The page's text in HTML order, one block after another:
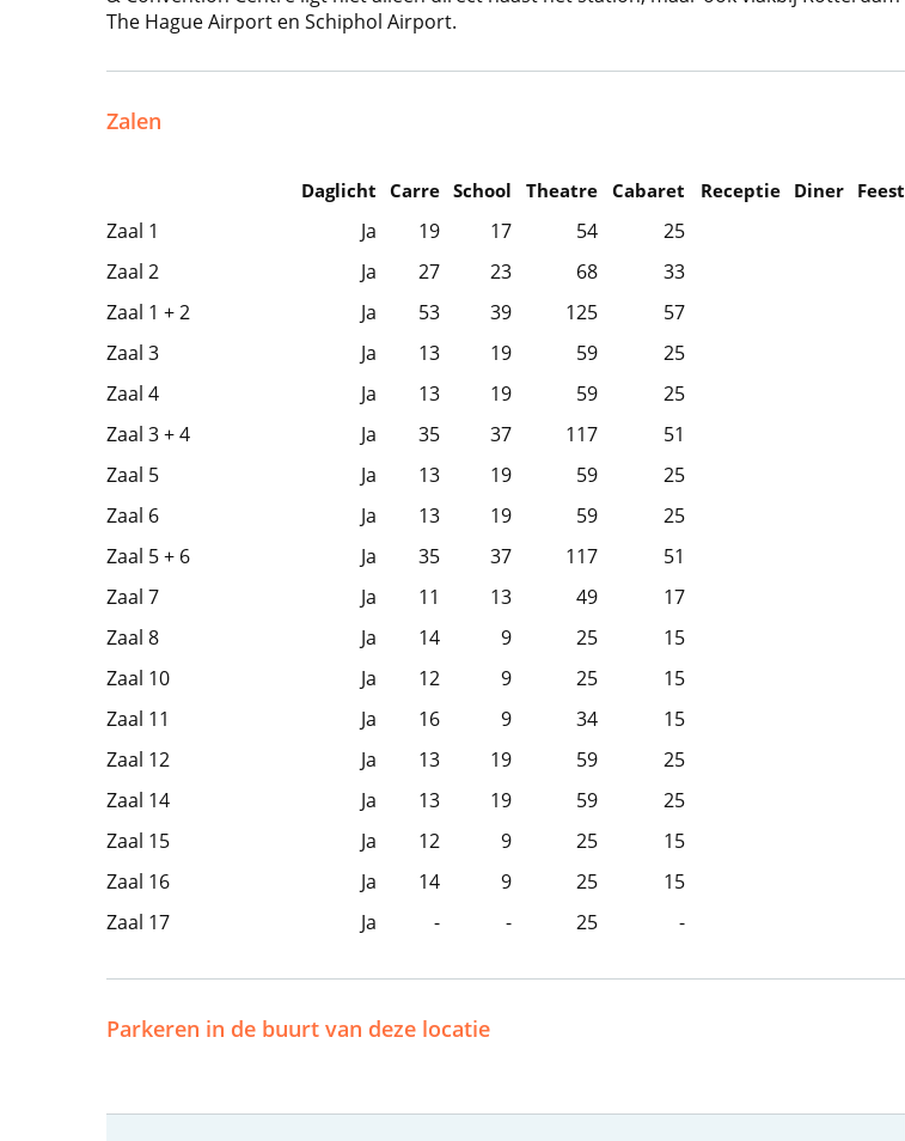
The Hague Airport en Schiphol Airport.
Zalen
Daglicht Carre School Theatre Cabaret Receptie Diner Feest
Zaal 1 Ja 19 17 54
25
Zaal 2
Ja 27 23 68
33
Zaal 1 + 2
Ja 53 39 125
57
Zaal 3
Ja 13 19 59
25
Zaal 4
Ja 13 19 59
25
Zaal 3 + 4
Ja 35 37 117
51
Zaal 5
Ja 13 19 59
25
Zaal 6
Ja 13 19 59
25
Zaal 5 + 6
Ja 35 37 117
51
Zaal 7
Ja 11 13 49
17
Zaal 8
Ja 14 9 25
15
Zaal 10
Ja 12 9 25
15
Zaal 11
Ja 16 9 34
15
Zaal 12
Ja 13 19 59
25
Zaal 14
Ja 13 19 59
25
Zaal 15
Ja 12 9 25
15
Zaal 16
Ja 14 9 25
15
Zaal 17
Ja - - 25 -
Parkeren in de buurt van deze locatie